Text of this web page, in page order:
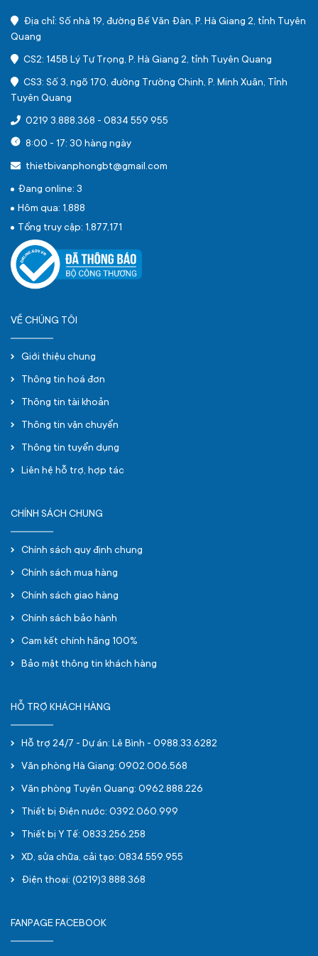
Địa chỉ: Số nhà 19, đường Bế Văn Đàn, P. Hà Giang 2, tỉnh Tuyên
Quang
CS2: 145B Lý Tự Trọng, P. Hà Giang 2, tỉnh Tuyên Quang
CS3: Số 3, ngõ 170, đường Trường Chinh, P. Minh Xuân, Tỉnh
Tuyên Quang
0219 3.888.368 - 0834 559 955
8:00 - 17: 30 hàng ngày
thietbivanphongbt@gmail.com
Đang online: 3
Hôm qua: 1,888
Tổng truy cập: 1,877,171
VỀ CHÚNG TÔI
Giới thiệu chung
Thông tin hoá đơn
Thông tin tài khoản
Thông tin vận chuyển
Thông tin tuyển dụng
Liên hệ hỗ trợ, hợp tác
CHÍNH SÁCH CHUNG
Chính sách quy định chung
Chính sách mua hàng
Chính sách giao hàng
Chính sách bảo hành
Cam kết chính hãng 100%
Bảo mật thông tin khách hàng
HỖ TRỢ KHÁCH HÀNG
Hỗ trợ 24/7 - Dự án: Lê Bình - 0988.33.6282
Văn phòng Hà Giang: 0902.006.568
Văn phòng Tuyên Quang: 0962.888.226
Thiết bị Điện nước: 0392.060.999
Thiết bị Y Tế: 0833.256.258
XD, sửa chữa, cải tạo: 0834.559.955
Điện thoại: (0219)3.888.368
FANPAGE FACEBOOK